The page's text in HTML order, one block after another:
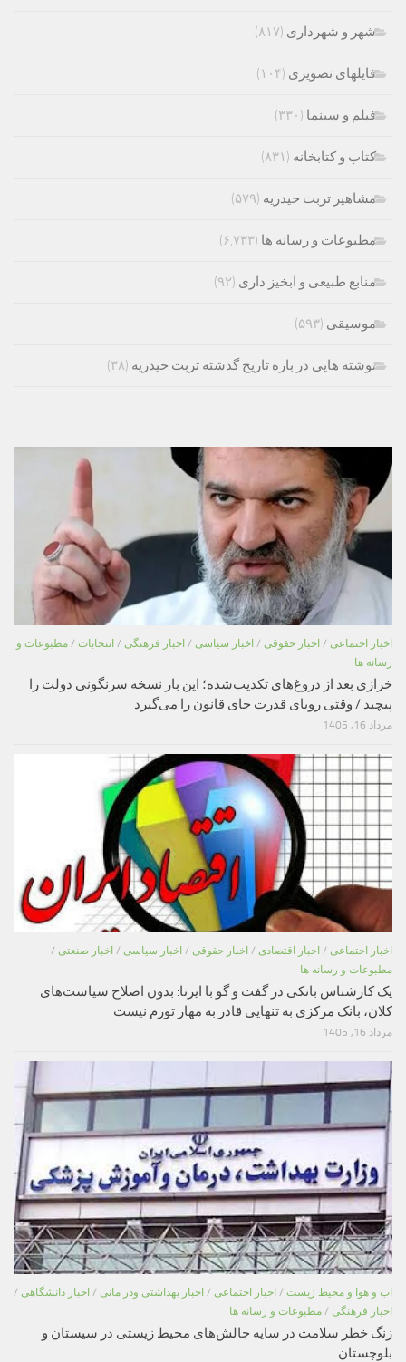
شهر و شهرداری (۸۱۷)
فایلهای تصویری (۱۰۴)
فیلم و سینما (۳۳۰)
کتاب و کتابخانه (۸۳۱)
مشاهیر تربت حیدریه (۵۷۹)
مطبوعات و رسانه ها (۶,۷۳۳)
منابع طبیعی و ابخیز داری (۹۲)
موسیقی (۵۹۳)
نوشته هایی در باره تاریخ گذشته تربت حیدریه (۳۸)
اخبار اجتماعی / اخبار حقوقی / اخبار سیاسی / اخبار فرهنگی / انتخابات / مطبوعات و
رسانه ها
خرازی بعد از دروغ‌های تکذیب‌شده؛ این بار نسخه سرنگونی دولت را
پیچید / وقتی رویای قدرت جای قانون را می‌گیرد
مرداد 16, 1405
اخبار اجتماعی / اخبار اقتصادی / اخبار حقوقی / اخبار سیاسی / اخبار صنعتی /
مطبوعات و رسانه ها
یک کارشناس بانکی در گفت و گو با ایرنا: بدون اصلاح سیاست‌های
کلان، بانک مرکزی به تنهایی قادر به مهار تورم نیست
مرداد 16, 1405
اب و هوا و محیط زیست / اخبار اجتماعی / اخبار بهداشتی ودر مانی / اخبار دانشگاهی /
اخبار فرهنگی / مطبوعات و رسانه ها
زنگ خطر سلامت در سایه چالش‌های محیط زیستی در سیستان و
بلوچستان